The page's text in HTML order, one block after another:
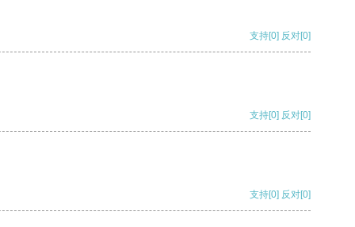
支持[0] 反对[0]
支持[0] 反对[0]
支持[0] 反对[0]